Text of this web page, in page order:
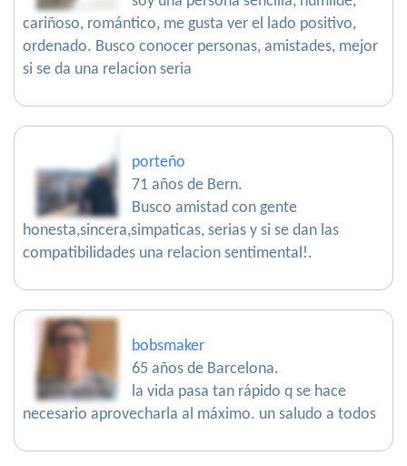
cariñoso, romántico, me gusta ver el lado positivo,
ordenado. Busco conocer personas, amistades, mejor
si se da una relacion seria
porteño
71 años de Bern.
Busco amistad con gente
honesta,sincera,simpaticas, serias y si se dan las
compatibilidades una relacion sentimental!.
bobsmaker
65 años de Barcelona.
la vida pasa tan rápido q se hace
necesario aprovecharla al máximo. un saludo a todos